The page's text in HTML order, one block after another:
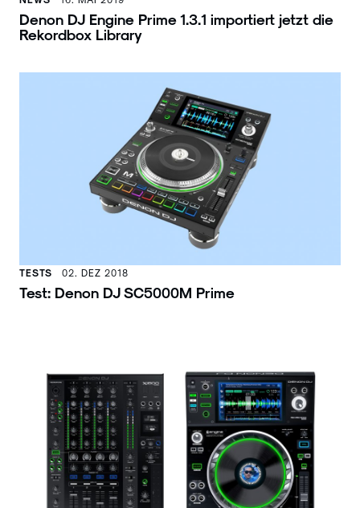
Denon DJ Engine Prime 1.3.1 importiert jetzt die
Rekordbox Library
TESTS 02. DEZ 2018
Test: Denon DJ SC5000M Prime